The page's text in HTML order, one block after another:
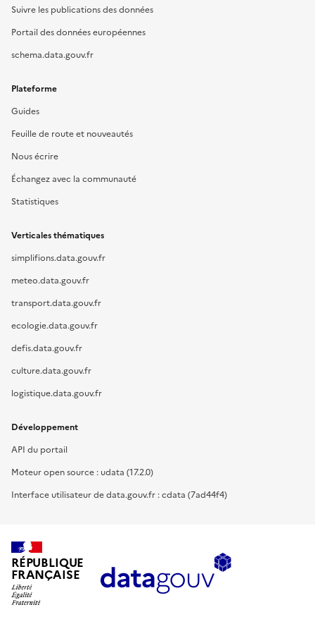
Suivre les publications des données
Portail des données européennes
schema.data.gouv.fr
Plateforme
Guides
Feuille de route et nouveautés
Nous écrire
Échangez avec la communauté
Statistiques
Verticales thématiques
simplifions.data.gouv.fr
meteo.data.gouv.fr
transport.data.gouv.fr
ecologie.data.gouv.fr
defis.data.gouv.fr
culture.data.gouv.fr
logistique.data.gouv.fr
Développement
API du portail
Moteur open source : udata (17.2.0)
Interface utilisateur de data.gouv.fr : cdata (7ad44f4)
RÉPUBLIQUE
FRANÇAISE